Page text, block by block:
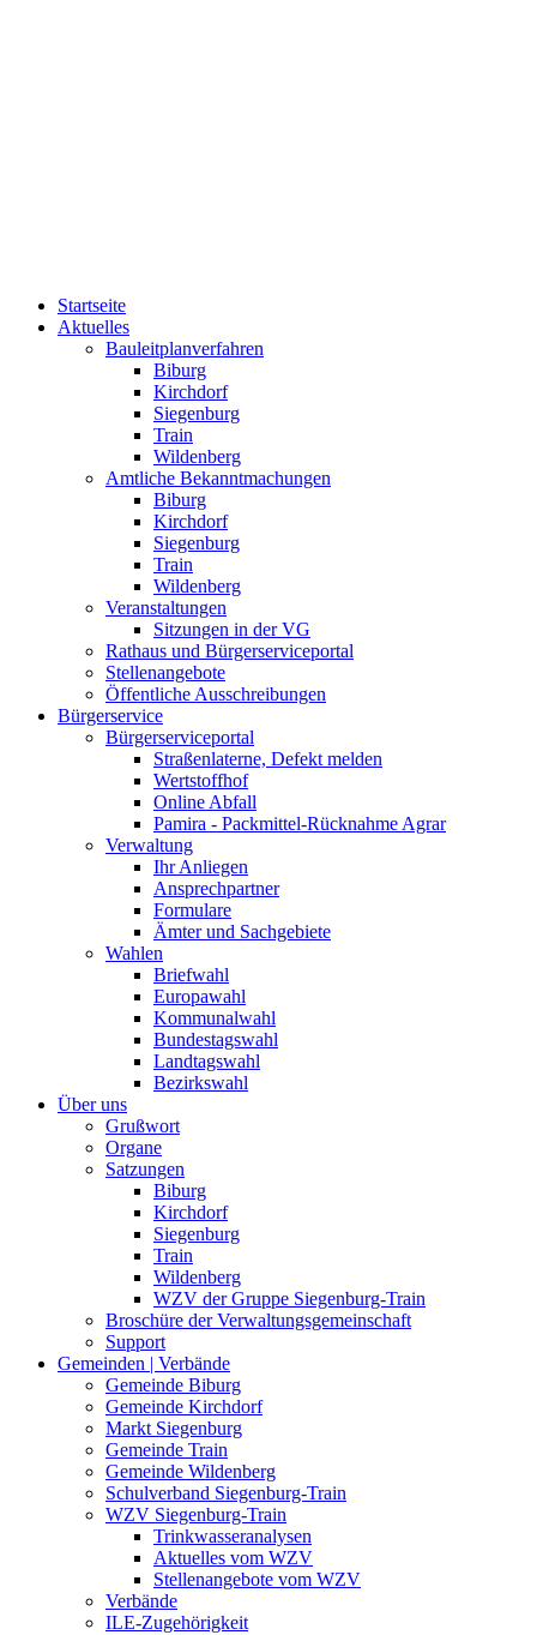
Startseite
Aktuelles
Bauleitplanverfahren
Biburg
Kirchdorf
Siegenburg
Train
Wildenberg
Amtliche Bekanntmachungen
Biburg
Kirchdorf
Siegenburg
Train
Wildenberg
Veranstaltungen
Sitzungen in der VG
Rathaus und Bürgerserviceportal
Stellenangebote
Öffentliche Ausschreibungen
Bürgerservice
Bürgerserviceportal
Straßenlaterne, Defekt melden
Wertstoffhof
Online Abfall
Pamira - Packmittel-Rücknahme Agrar
Verwaltung
Ihr Anliegen
Ansprechpartner
Formulare
Ämter und Sachgebiete
Wahlen
Briefwahl
Europawahl
Kommunalwahl
Bundestagswahl
Landtagswahl
Bezirkswahl
Über uns
Grußwort
Organe
Satzungen
Biburg
Kirchdorf
Siegenburg
Train
Wildenberg
WZV der Gruppe Siegenburg-Train
Broschüre der Verwaltungsgemeinschaft
Support
Gemeinden | Verbände
Gemeinde Biburg
Gemeinde Kirchdorf
Markt Siegenburg
Gemeinde Train
Gemeinde Wildenberg
Schulverband Siegenburg-Train
WZV Siegenburg-Train
Trinkwasseranalysen
Aktuelles vom WZV
Stellenangebote vom WZV
Verbände
ILE-Zugehörigkeit